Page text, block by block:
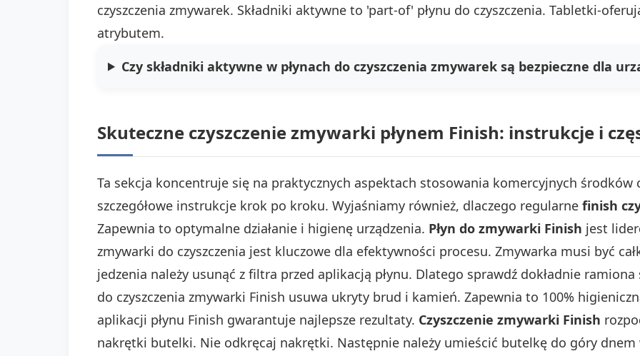
czyszczenia zmywarek. Składniki aktywne to 'part-of' płynu do czyszczenia. Tabletki-
atrybutem.
Czy składniki aktywne w płynach do czyszczenia zmywarek są bezpieczne dla
Skuteczne czyszczenie zmywarki płynem Finish: instrukcje i
Ta sekcja koncentruje się na praktycznych aspektach stosowania komercyjnych środków
szczegółowe instrukcje krok po kroku. Wyjaśniamy również, dlaczego regularne finish
Zapewnia to optymalne działanie i higienę urządzenia. Płyn do zmywarki Finish jest
zmywarki do czyszczenia jest kluczowe dla efektywności procesu. Zmywarka musi być
jedzenia należy usunąć z filtra przed aplikacją płynu. Dlatego sprawdź dokładnie ramiona
do czyszczenia zmywarki Finish usuwa ukryty brud i kamień. Zapewnia to 100%
aplikacji płynu Finish gwarantuje najlepsze rezultaty. Czyszczenie zmywarki Finish
nakrętki butelki. Nie odkręcaj nakrętki. Następnie należy umieścić butelkę do góry